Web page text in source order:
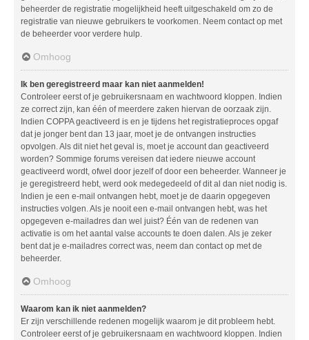
beheerder de registratie mogelijkheid heeft uitgeschakeld om zo de
registratie van nieuwe gebruikers te voorkomen. Neem contact op met
de beheerder voor verdere hulp.
Omhoog
Ik ben geregistreerd maar kan niet aanmelden!
Controleer eerst of je gebruikersnaam en wachtwoord kloppen. Indien
ze correct zijn, kan één of meerdere zaken hiervan de oorzaak zijn.
Indien COPPA geactiveerd is en je tijdens het registratieproces opgaf
dat je jonger bent dan 13 jaar, moet je de ontvangen instructies
opvolgen. Als dit niet het geval is, moet je account dan geactiveerd
worden? Sommige forums vereisen dat iedere nieuwe account
geactiveerd wordt, ofwel door jezelf of door een beheerder. Wanneer je
je geregistreerd hebt, werd ook medegedeeld of dit al dan niet nodig is.
Indien je een e-mail ontvangen hebt, moet je de daarin opgegeven
instructies volgen. Als je nooit een e-mail ontvangen hebt, was het
opgegeven e-mailadres dan wel juist? Één van de redenen van
activatie is om het aantal valse accounts te doen dalen. Als je zeker
bent dat je e-mailadres correct was, neem dan contact op met de
beheerder.
Omhoog
Waarom kan ik niet aanmelden?
Er zijn verschillende redenen mogelijk waarom je dit probleem hebt.
Controleer eerst of je gebruikersnaam en wachtwoord kloppen. Indien